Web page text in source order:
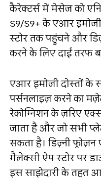
कैरेक्टर्स में मेसेज को
S9/S9+ के एआर
स्टोर तक पहुंचने और
करने के लिए दाईं तरफ
एआर इमोजी दोस्तों के
पर्सनलाइज़ करने का
रेकोग्निशन के ज़रिए
जाता है और जो सभी
सकता है। डिज़्नी
गैलेक्सी ऐप स्टोर पर
इस साझेदारी के तहत